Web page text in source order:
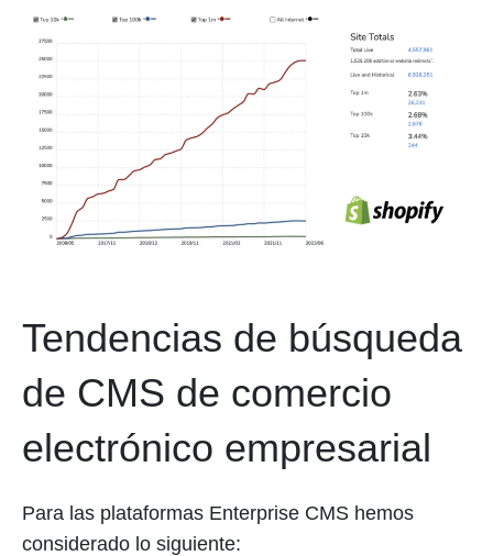
Tendencias de búsqueda
de CMS de comercio
electrónico empresarial
Para las plataformas Enterprise CMS hemos
considerado lo siguiente: